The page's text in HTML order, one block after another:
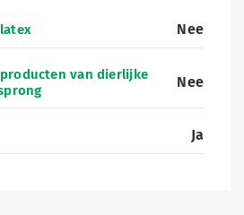
Nee
van dierlijke
Nee
Ja